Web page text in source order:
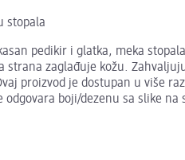
stopala
pedikir i glatka, meka
strana zaglađuje kožu.
proizvod je dostupan u više
odgovara boji/dezenu sa slike